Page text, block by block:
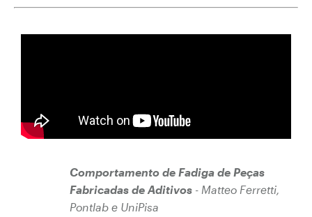
Comportamento de Fadiga de Peças
Fabricadas de Aditivos - Matteo Ferretti,
Pontlab e UniPisa